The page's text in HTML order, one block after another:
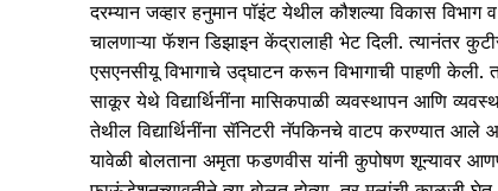
दरम्यान जव्हार हनुमान पॉइंट येथील कौशल्या विकास विभाग
चालणाऱ्या फॅशन डिझाइन केंद्रालाही भेट दिली. त्यानंतर
एसएनसीयू विभागाचे उद्घाटन करून विभागाची पाहणी
साकूर येथे विद्यार्थिनींना मासिकपाळी व्यवस्थापन आणि
तेथील विद्यार्थिनींना सॅनिटरी नॅपकिनचे वाटप करण्यात आले
यावेळी बोलताना अमृता फडणवीस यांनी कुपोषण शून्यावर